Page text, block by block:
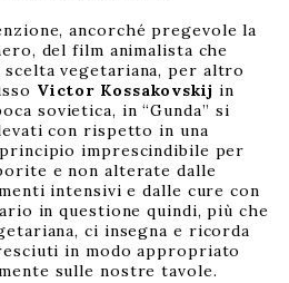
ancorché pregevole la
del film animalista che
vegetariana, per altro
Victor Kossakovskij in
sovietica, in “Gunda” si
con rispetto in una
imprescindibile per
e non alterate dalle
intensivi e dalle cure con
in questione quindi, più che
ci insegna e ricorda
in modo appropriato
sulle nostre tavole.